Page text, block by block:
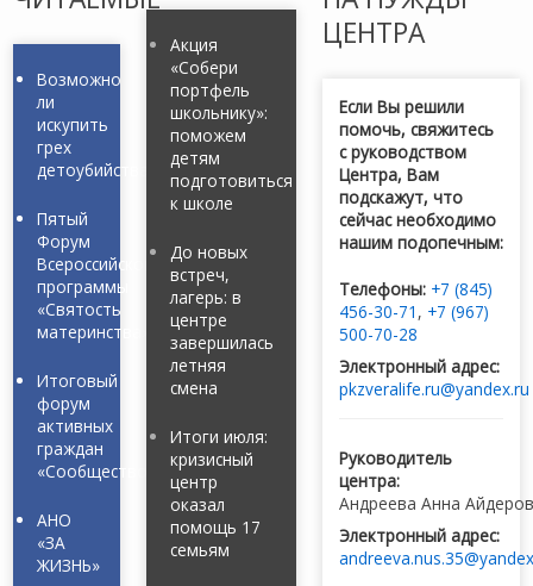
Возможно
ли
искупить
грех
детоубийства?
Пятый
Форум
Всероссийской
программы
«Святость
материнства»
Итоговый
форум
активных
граждан
«Сообщество»
АНО
«ЗА
ЖИЗНЬ»
Акция
«Собери
портфель
школьнику»:
поможем
детям
подготовиться
к школе
До новых
встреч,
лагерь: в
центре
завершилась
летняя
смена
Итоги июля:
кризисный
центр
оказал
помощь 17
семьям
ЦЕНТРА
Если Вы решили
помочь, свяжитесь
с руководством
Центра, Вам
подскажут, что
сейчас необходимо
нашим подопечным:
Телефоны: +7 (845)
456-30-71 , +7 (967)
500-70-28
Электронный адрес:
pkzveralife.ru@yandex.ru
Руководитель
центра:
Андреева Анна
Электронный адрес: